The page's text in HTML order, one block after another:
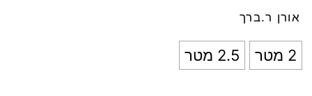
אורן ר.ברך
2 מטר 2.5 מטר